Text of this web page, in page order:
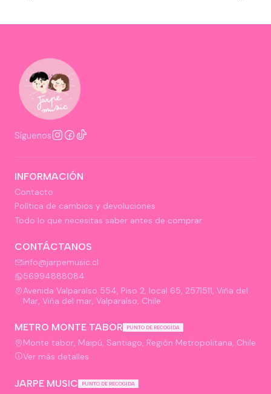
Síguenos
INFORMACIÓN
Contacto
Política de cambios y devoluciones
Todo lo que necesitas saber antes de comprar
CONTÁCTANOS
info@jarpemusic.cl
56994888084
Avenida Valparaíso 554, Piso 2, local 65, 2571511, Viña del
Mar, Viña del mar, Valparaíso, Chile
METRO MONTE TABOR PUNTO DE RECOGIDA
Monte tabor, Maipú, Santiago, Región Metropolitana, Chile
Ver más detalles
JARPE MUSIC PUNTO DE RECOGIDA